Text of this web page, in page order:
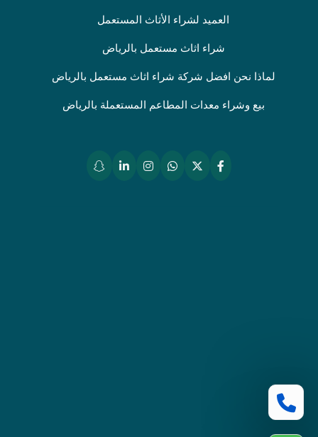
العميد لشراء الأثاث المستعمل
شراء اثاث مستعمل بالرياض
لماذا نحن افضل شركة شراء اثاث مستعمل بالرياض
بيع وشراء معدات المطاعم المستعملة بالرياض